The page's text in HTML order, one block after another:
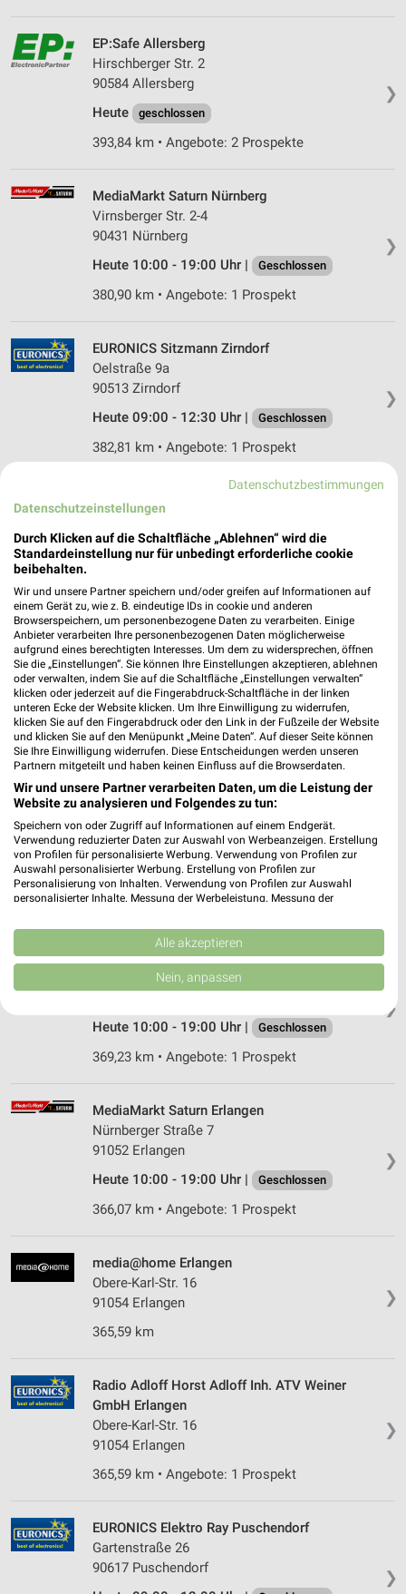
❯
EP:Safe Allersberg
Hirschberger Str. 2
90584 Allersberg
Heute
geschlossen
393,84 km • Angebote: 2 Prospekte
❯
MediaMarkt Saturn Nürnberg
Virnsberger Str. 2-4
90431 Nürnberg
Heute 10:00 - 19:00 Uhr |
Geschlossen
380,90 km • Angebote: 1 Prospekt
❯
EURONICS Sitzmann Zirndorf
Oelstraße 9a
90513 Zirndorf
Heute 09:00 - 12:30 Uhr |
Geschlossen
382,81 km • Angebote: 1 Prospekt
MediaMarkt Saturn Neumarkt
92318 Neumarkt
384,95 km • Angebote: 1 Prospekt
Metz Zirndorf
Ohmstraße 55
90513 Zirndorf
Heute geschlossen
382,72 km
EURONICS Engelhardt Eckental
Eschenauer Hauptstr. 51
90542 Eckental
Heute 08:30 - 12:30 Uhr | Geschlossen
361,94 km • Angebote: 1 Prospekt
❯
MediaMarkt Saturn Erlangen
Frauenauracher Str. 108
Heute 10:00 - 19:00 Uhr |
Geschlossen
369,23 km • Angebote: 1 Prospekt
❯
MediaMarkt Saturn Erlangen
Nürnberger Straße 7
91052 Erlangen
Heute 10:00 - 19:00 Uhr |
Geschlossen
366,07 km • Angebote: 1 Prospekt
❯
media@home Erlangen
Obere-Karl-Str. 16
91054 Erlangen
365,59 km
❯
Radio Adloff Horst Adloff Inh. ATV Weiner
GmbH Erlangen
Obere-Karl-Str. 16
91054 Erlangen
365,59 km • Angebote: 1 Prospekt
❯
EURONICS Elektro Ray Puschendorf
Gartenstraße 26
90617 Puschendorf
Datenschutzbestimmungen
Datenschutzeinstellungen
Durch Klicken auf die Schaltfläche „Ablehnen“ wird die
Standardeinstellung nur für unbedingt erforderliche cookie
beibehalten.
Wir und unsere Partner speichern und/oder greifen auf Informationen auf
einem Gerät zu, wie z. B. eindeutige IDs in cookie und anderen
Browserspeichern, um personenbezogene Daten zu verarbeiten. Einige
Anbieter verarbeiten Ihre personenbezogenen Daten möglicherweise
aufgrund eines berechtigten Interesses. Um dem zu widersprechen, öffnen
Sie die „Einstellungen“. Sie können Ihre Einstellungen akzeptieren, ablehnen
oder verwalten, indem Sie auf die Schaltfläche „Einstellungen verwalten“
klicken oder jederzeit auf die Fingerabdruck-Schaltfläche in der linken
unteren Ecke der Website klicken. Um Ihre Einwilligung zu widerrufen,
klicken Sie auf den Fingerabdruck oder den Link in der Fußzeile der Website
und klicken Sie auf den Menüpunkt „Meine Daten“. Auf dieser Seite können
Sie Ihre Einwilligung widerrufen. Diese Entscheidungen werden unseren
Partnern mitgeteilt und haben keinen Einfluss auf die Browserdaten.
Wir und unsere Partner verarbeiten Daten, um die Leistung der
Website zu analysieren und Folgendes zu tun:
Speichern von oder Zugriff auf Informationen auf einem Endgerät.
Verwendung reduzierter Daten zur Auswahl von Werbeanzeigen. Erstellung
von Profilen für personalisierte Werbung. Verwendung von Profilen zur
Auswahl personalisierter Werbung. Erstellung von Profilen zur
Personalisierung von Inhalten. Verwendung von Profilen zur Auswahl
personalisierter Inhalte. Messung der Werbeleistung. Messung der
Kombinationen von Daten aus verschiedenen Quellen. Entwicklung und
Verbesserung der Angebote. Verwendung reduzierter Daten zur Auswahl
von Inhalten.
Daten können außerhalb der Europäischen Union weitergegeben und in die
Website/App.
Wir nutzen Ihre Daten für folgende Zwecke:
Speichern von oder Zugriff auf Informationen
auf einem Endgerät
Verwendung reduzierter Daten zur Auswahl von
Werbeanzeigen
Erstellung von Profilen für personalisierte
Verwendung von Profilen zur Auswahl
personalisierter Werbung
Erstellung von Profilen zur Personalisierung
Verwendung von Profilen zur Auswahl
personalisierter Inhalte
Messung der Werbeleistung
Messung der Performance von Inhalten
Kombinationen von Daten aus verschiedenen
Quellen
Entwicklung und Verbesserung der Angebote
Alle akzeptieren
Nein, anpassen